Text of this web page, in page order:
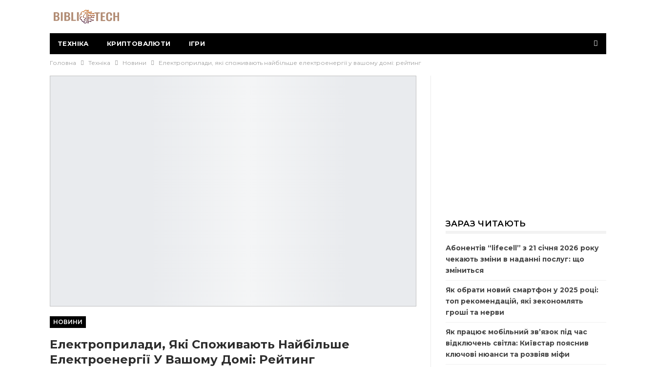
ТЕХНІКА КРИПТОВАЛЮТИ ІГРИ
Головна Техніка Новини Електроприлади, які споживають найбільше електроенергії у вашому домі: рейтинг
НОВИНИ
Електроприлади, Які Споживають Найбільше
Електроенергії У Вашому Домі: Рейтинг
ЗАРАЗ ЧИТАЮТЬ
Абонентів “lifecell” з 21 січня 2026 року
чекають зміни в наданні послуг: що
зміниться
Як обрати новий смартфон у 2025 році:
топ рекомендацій, які зекономлять
гроші та нерви
Як працює мобільний зв’язок під час
відключень світла: Київстар пояснив
ключові нюанси та розвіяв міфи